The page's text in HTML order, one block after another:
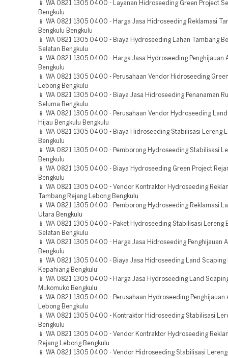
📱 WA 0821 1305 0400 - Layanan Hidroseeding Green Project
Bengkulu
📱 WA 0821 1305 0400 - Harga Jasa Hidroseeding Reklamasi
Bengkulu Bengkulu
📱 WA 0821 1305 0400 - Biaya Hydroseeding Lahan Tambang
Selatan Bengkulu
📱 WA 0821 1305 0400 - Harga Jasa Hydroseeding Penghijauan
Bengkulu
📱 WA 0821 1305 0400 - Perusahaan Vendor Hidroseeding
Lebong Bengkulu
📱 WA 0821 1305 0400 - Biaya Jasa Hidroseeding Penanaman
Seluma Bengkulu
📱 WA 0821 1305 0400 - Perusahaan Vendor Hydroseeding
Hijau Bengkulu Bengkulu
📱 WA 0821 1305 0400 - Biaya Hidroseeding Stabilisasi Lereng
Bengkulu
📱 WA 0821 1305 0400 - Pemborong Hydroseeding Stabilisasi
Bengkulu
📱 WA 0821 1305 0400 - Biaya Hydroseeding Green Project
Bengkulu
📱 WA 0821 1305 0400 - Vendor Kontraktor Hydroseeding
Tambang Rejang Lebong Bengkulu
📱 WA 0821 1305 0400 - Pemborong Hydroseeding Reklamasi
Utara Bengkulu
📱 WA 0821 1305 0400 - Paket Hydroseeding Stabilisasi Lereng
Selatan Bengkulu
📱 WA 0821 1305 0400 - Harga Jasa Hidroseeding Penghijauan
Bengkulu
📱 WA 0821 1305 0400 - Biaya Jasa Hidroseeding Land Scaping
Kepahiang Bengkulu
📱 WA 0821 1305 0400 - Harga Jasa Hydroseeding Land
Mukomuko Bengkulu
📱 WA 0821 1305 0400 - Perusahaan Hydroseeding Penghijauan
Lebong Bengkulu
📱 WA 0821 1305 0400 - Kontraktor Hidroseeding Stabilisasi
Bengkulu
📱 WA 0821 1305 0400 - Vendor Kontraktor Hydroseeding
Rejang Lebong Bengkulu
📱 WA 0821 1305 0400 - Vendor Hidroseeding Stabilisasi